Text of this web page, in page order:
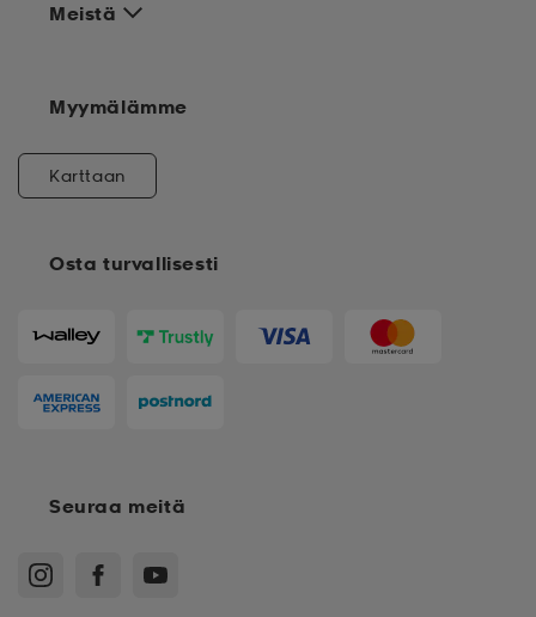
Meistä
Osta turvallisesti
Myymälämme
Karttaan
Seuraa meitä